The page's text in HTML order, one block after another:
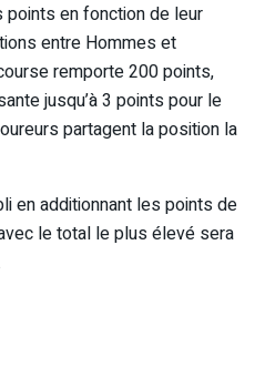
en fonction de leur
entre Hommes et
remporte 200 points,
jusqu’à 3 points pour le
partagent la position la
en additionnant les points de
le total le plus élevé sera